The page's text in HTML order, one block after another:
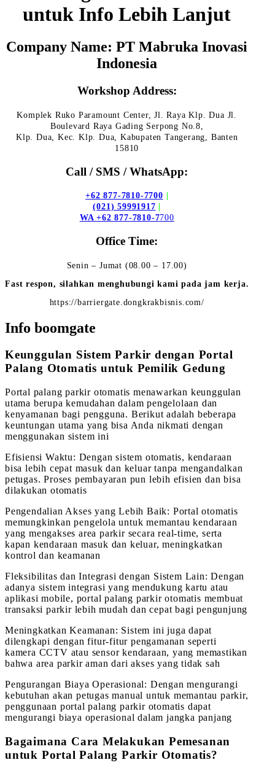
untuk Info Lebih Lanjut
Company Name: PT Mabruka Inovasi
Indonesia
Workshop Address:
Komplek Ruko Paramount Center, Jl. Raya Klp. Dua Jl.
Boulevard Raya Gading Serpong No.8,
Klp. Dua, Kec. Klp. Dua, Kabupaten Tangerang, Banten
15810
Call / SMS / WhatsApp:
+62 877-7810-7700
(021) 59991917
WA +62 877-7810-7700
Office Time:
Senin – Jumat (08.00 – 17.00)
Fast respon, silahkan menghubungi kami pada jam kerja.
https://barriergate.dongkrakbisnis.com/
Info boomgate
Keunggulan Sistem Parkir dengan Portal
Palang Otomatis untuk Pemilik Gedung
Portal palang parkir otomatis menawarkan keunggulan
utama berupa kemudahan dalam pengelolaan dan
kenyamanan bagi pengguna. Berikut adalah beberapa
keuntungan utama yang bisa Anda nikmati dengan
menggunakan sistem ini
Efisiensi Waktu: Dengan sistem otomatis, kendaraan
bisa lebih cepat masuk dan keluar tanpa mengandalkan
petugas. Proses pembayaran pun lebih efisien dan bisa
dilakukan otomatis
Pengendalian Akses yang Lebih Baik: Portal otomatis
memungkinkan pengelola untuk memantau kendaraan
yang mengakses area parkir secara real-time, serta
kapan kendaraan masuk dan keluar, meningkatkan
kontrol dan keamanan
Fleksibilitas dan Integrasi dengan Sistem Lain: Dengan
adanya sistem integrasi yang mendukung kartu atau
aplikasi mobile, portal palang parkir otomatis membuat
transaksi parkir lebih mudah dan cepat bagi pengunjung
Meningkatkan Keamanan: Sistem ini juga dapat
dilengkapi dengan fitur-fitur pengamanan seperti
kamera CCTV atau sensor kendaraan, yang memastikan
bahwa area parkir aman dari akses yang tidak sah
Pengurangan Biaya Operasional: Dengan mengurangi
kebutuhan akan petugas manual untuk memantau parkir,
penggunaan portal palang parkir otomatis dapat
mengurangi biaya operasional dalam jangka panjang
Bagaimana Cara Melakukan Pemesanan
untuk Portal Palang Parkir Otomatis?